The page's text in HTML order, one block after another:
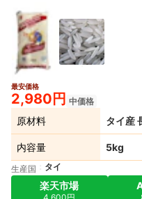
最安価格
2,980円 中価格
原材料 タイ産
内容量 5kg
生産国 タイ
楽天市場